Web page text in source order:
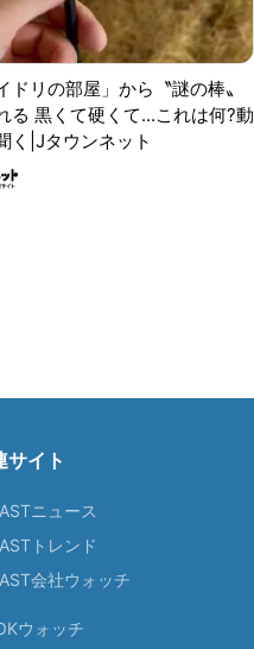
ドリの部屋」から〝謎の棒〟
る 黒くて硬くて...これは何?動
く|Jタウンネット
サイト
ニュース
トレンド
会社ウォッチ
ウォッチ